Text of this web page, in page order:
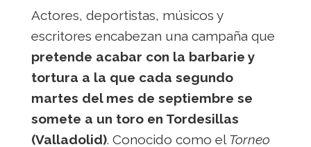
Actores, deportistas, músicos y
escritores encabezan una campaña que
pretende acabar con la barbarie y
tortura a la que cada segundo
martes del mes de septiembre se
somete a un toro en Tordesillas
(Valladolid). Conocido como el Torneo